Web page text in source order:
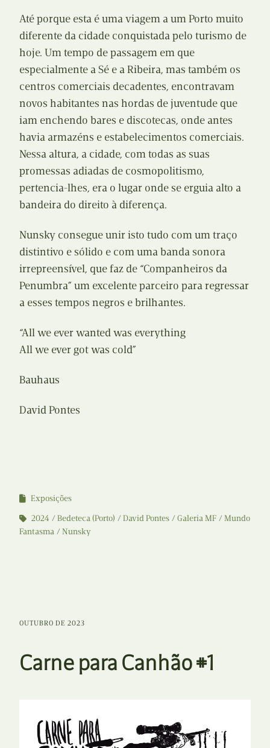
Até porque esta é uma viagem a um Porto muito
diferente da cidade conquistada pelo turismo de
hoje. Um tempo de passagem em que
especialmente a Sé e a Ribeira, mas também os
centros comerciais decadentes, encontravam
novos habitantes nas hordas de juventude que
iam enchendo bares e discotecas, onde antes
havia armazéns e estabelecimentos comerciais.
Nessa altura, a cidade, com todas as suas
promessas adiadas de cosmopolitismo,
pertencia-lhes, era o lugar onde se erguia alto a
bandeira do direito à diferença.
Nunsky consegue unir isto tudo com um traço
distintivo e sólido e com uma banda sonora
irrepreensível, que faz de “Companheiros da
Penumbra” um excelente parceiro para regressar
a esses tempos negros e brilhantes.
“All we ever wanted was everything
All we ever got was cold”
Bauhaus
David Pontes
Exposições
2024
Bedeteca (Porto) David Pontes Galeria MF
Mundo
Fantasma
Nunsky
OUTUBRO DE 2023
Carne para Canhão #1